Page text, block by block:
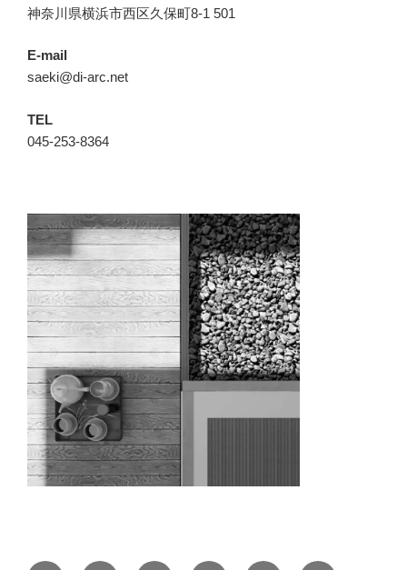
神奈川県横浜市西区久保町8-1 501
E-mail
saeki@di-arc.net
TEL
045-253-8364